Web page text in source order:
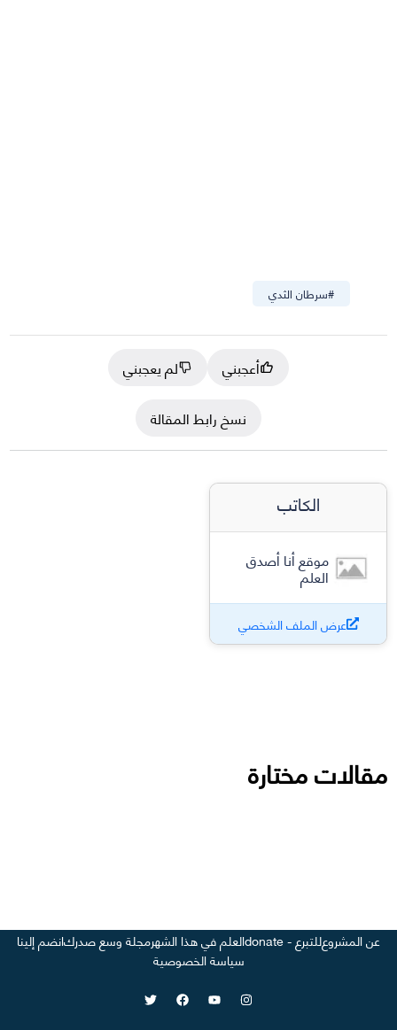
#سرطان الثدي
أعجبني
لم يعجبني
نسخ رابط المقالة
الكاتب
موقع أنا أصدق
العلم
عرض الملف الشخصي
مقالات مختارة
عن المشروعللتبرع - donate العلم في هذا الشهرمجلة وسع صدركانضم إلينا
سياسة الخصوصية